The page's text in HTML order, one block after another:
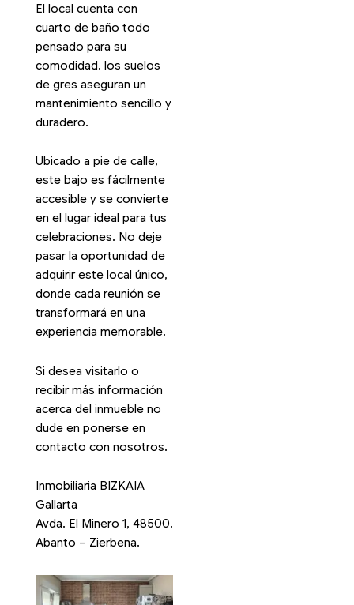
El local cuenta con
cuarto de baño todo
pensado para su
comodidad. los suelos
de gres aseguran un
mantenimiento sencillo y
duradero.
Ubicado a pie de calle,
este bajo es fácilmente
accesible y se convierte
en el lugar ideal para tus
celebraciones. No deje
pasar la oportunidad de
adquirir este local único,
donde cada reunión se
transformará en una
experiencia memorable.
Si desea visitarlo o
recibir más información
acerca del inmueble no
dude en ponerse en
contacto con nosotros.
Inmobiliaria BIZKAIA
Gallarta
Avda. El Minero 1, 48500.
Abanto – Zierbena.